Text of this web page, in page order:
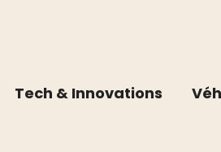
Tech & Innovations